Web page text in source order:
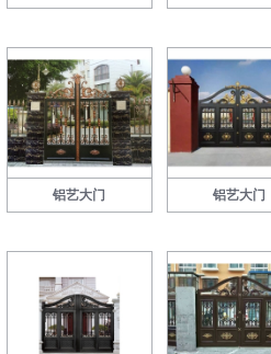
铝艺大门 铝艺大门